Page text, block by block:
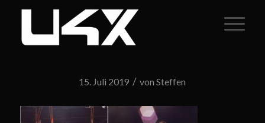
15. Juli 2019 / vonSteffen